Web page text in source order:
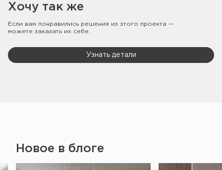
Хочу так же
Если вам понравились решения из этого проекта —
можете заказать их себе.
Узнать детали
Новое в блоге